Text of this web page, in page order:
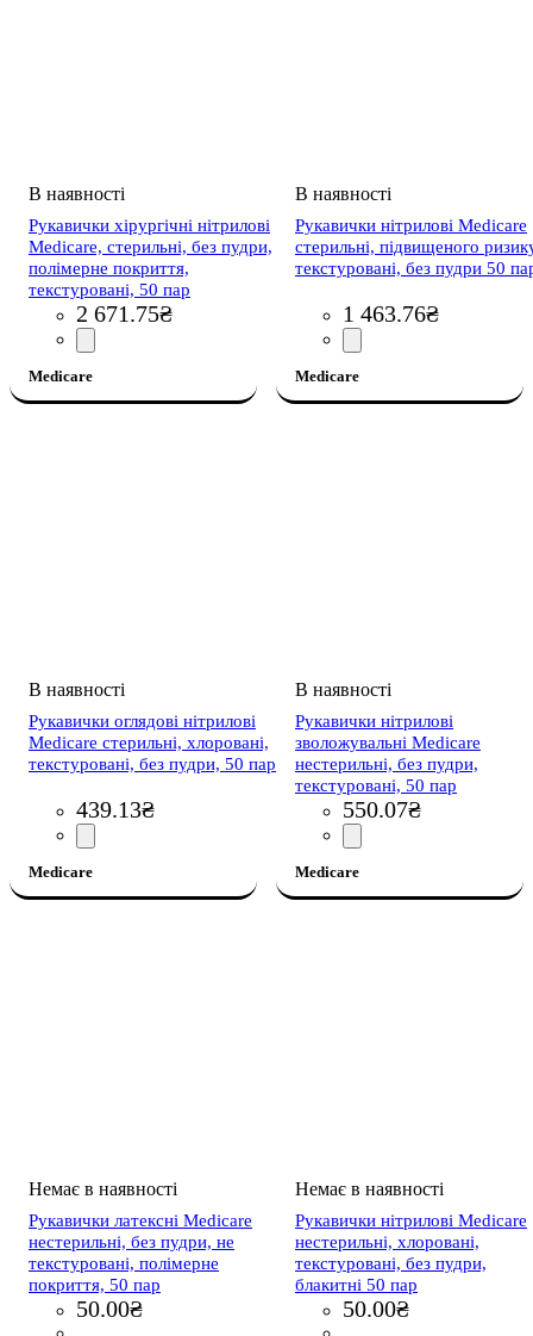
Рукавички хірургічні нітрилові
Medicare, стерильні, без пудри,
полімерне покриття,
текстуровані, 50 пар
2 671.75₴
Medicare
Рукавички нітрилові Medicare
стерильні, підвищеного
текстуровані, без пудри 50
1 463.76₴
Medicare
Рукавички оглядові нітрилові
Medicare стерильні, хлоровані,
текстуровані, без пудри, 50 пар
439.13₴
Medicare
Рукавички нітрилові
зволожувальні Medicare
нестерильні, без пудри,
текстуровані, 50 пар
550.07₴
Medicare
Рукавички латексні Medicare
нестерильні, без пудри, не
текстуровані, полімерне
покриття, 50 пар
50.00₴
Рукавички нітрилові Medicare
нестерильні, хлоровані,
текстуровані, без пудри,
блакитні 50 пар
50.00₴